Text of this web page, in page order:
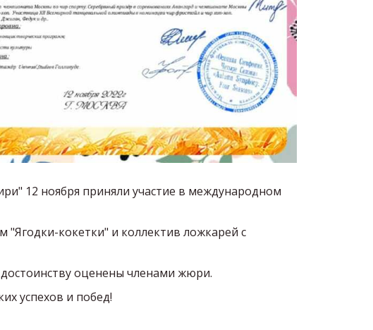
12 ноября приняли участие в международном
кокетки" и коллектив ложкарей с
оценены членами жюри.
успехов и побед!